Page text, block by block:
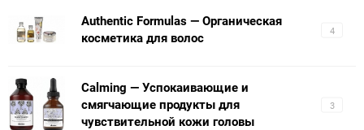
4
Authentic Formulas — Органическая
косметика для волос
3
Calming — Успокаивающие и
смягчающие продукты для
чувствительной кожи головы